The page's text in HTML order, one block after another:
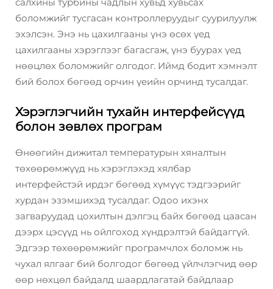
боломжийг тусгасан контроллеруудыг суурилуулж
эхэлсэн. Энэ нь цахилгааны үнэ өсөх үед
цахилгааны хэрэглээг багасгаж, үнэ буурах үед
нөөцлөх боломжийг олгодог. Иймд бодит хэмнэлт
бий болох бөгөөд орчин үеийн орчинд тусалдаг.
Хэрэглэгчийн тухайн интерфейсүүд
болон зөвлөх програм
Өнөөгийн дижитал температурын хяналтын
төхөөрөмжүүд нь хэрэглэхэд хялбар
интерфейстэй ирдэг бөгөөд хүмүүс тэдгээрийг
хурдан эзэмшихэд тусалдаг. Одоо ихэнх
загваруудад цохилтын дэлгэц байх бөгөөд цаасан
дээрх цэсүүд нь ойлгоход хүндрэлтэй байдаггүй.
Эдгээр төхөөрөмжийг програмчлох боломж нь
чухал ялгааг бий болгодог бөгөөд үйлчлэгчид өөр
өөр нөхцөл байдалд шаардлагатай байдлаар